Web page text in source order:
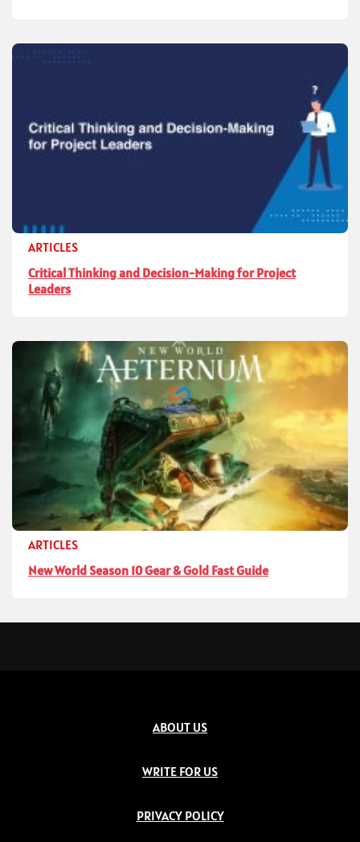
ARTICLES
Critical Thinking and Decision-Making for Project
Leaders
ARTICLES
New World Season 10 Gear & Gold Fast Guide
ABOUT US
WRITE FOR US
PRIVACY POLICY